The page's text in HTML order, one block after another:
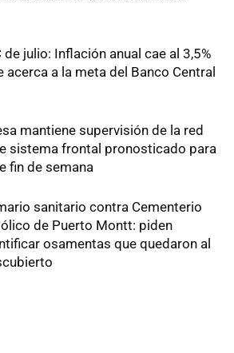
de julio: Inflación anual cae al 3,5%
acerca a la meta del Banco Central
mantiene supervisión de la red
sistema frontal pronosticado para
fin de semana
sanitario contra Cementerio
de Puerto Montt: piden
osamentas que quedaron al